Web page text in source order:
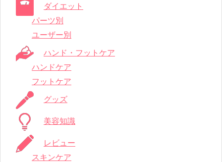
ダイエット
パーツ別
ユーザー別
ハンド・フットケア
ハンドケア
フットケア
グッズ
美容知識
レビュー
スキンケア